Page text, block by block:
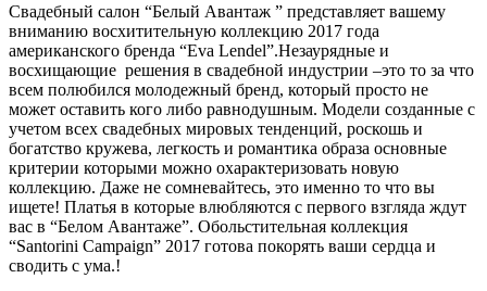
Свадебный салон “Белый Авантаж ” представляет вашему
вниманию восхитительную коллекцию 2017 года
американского бренда “Eva Lendel”.Незаурядные и
восхищающие решения в свадебной индустрии –это то за что
всем полюбился молодежный бренд, который просто не
может оставить кого либо равнодушным. Модели созданные с
учетом всех свадебных мировых тенденций, роскошь и
богатство кружева, легкость и романтика образа основные
критерии которыми можно охарактеризовать новую
коллекцию. Даже не сомневайтесь, это именно то что вы
ищете! Платья в которые влюбляются с первого взгляда ждут
вас в “Белом Авантаже”. Обольстительная коллекция
“Santorini Campaign” 2017 готова покорять ваши сердца и
сводить с ума.!